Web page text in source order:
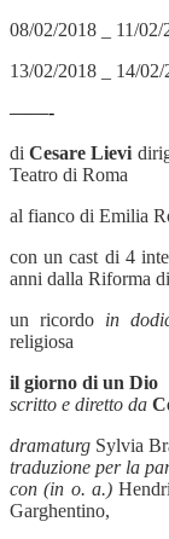
08/02/2018 _ 11/
13/02/2018 _ 14/
——-
diCesare Lievi
Teatro di Roma
al fianco di Emilia
con un cast di 4
anni dalla Riforma
un ricordo in
religiosa
il giorno di un Dio
scritto e diretto da
dramaturg Sylvia
traduzione per la
con (in o. a.)
Garghentino,